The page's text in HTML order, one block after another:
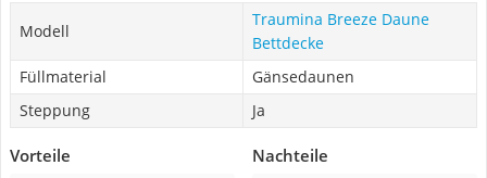
Modell
Traumina Breeze Daune
Bettdecke
Füllmaterial
Gänsedaunen
Steppung
Ja
Vorteile Nachteile